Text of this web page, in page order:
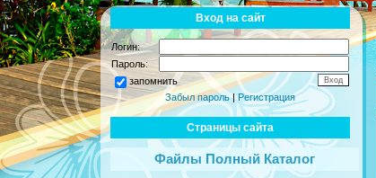
Вход на сайт
Логин:
Пароль:
запомнить
Забыл пароль|Регистрация
Страницы сайта
Файлы Полный Каталог